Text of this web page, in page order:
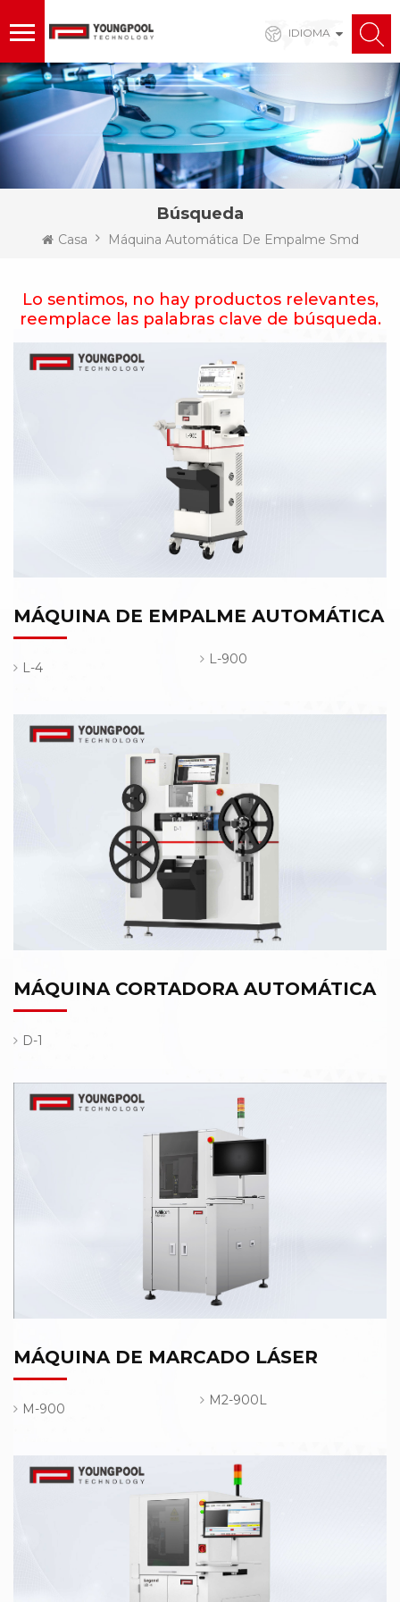
IDIOMA
Búsqueda
Casa Máquina Automática De Empalme Smd
Lo sentimos, no hay productos relevantes,
reemplace las palabras clave de búsqueda.
MÁQUINA DE EMPALME AUTOMÁTICA
L-4
L-900
MÁQUINA CORTADORA AUTOMÁTICA
D-1
MÁQUINA DE MARCADO LÁSER
M-900
M2-900L